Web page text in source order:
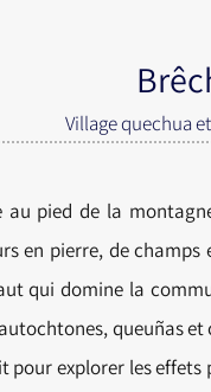
Village quechua
pied de la
en pierre, de champs
qui domine la
autochtones, queuñas
pour explorer les